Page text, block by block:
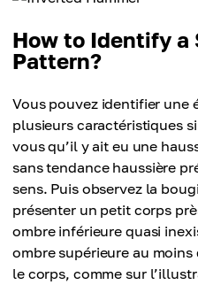
How to Identify a
Pattern?
Vous pouvez identifier une
plusieurs caractéristiques
vous qu’il y ait eu une
sans tendance haussière
sens. Puis observez la
présenter un petit corps
ombre inférieure quasi
ombre supérieure au
le corps, comme sur